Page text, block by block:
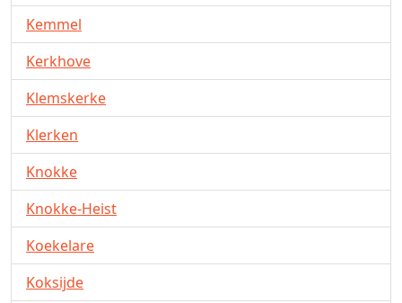
Kemmel
Kerkhove
Klemskerke
Klerken
Knokke
Knokke-Heist
Koekelare
Koksijde